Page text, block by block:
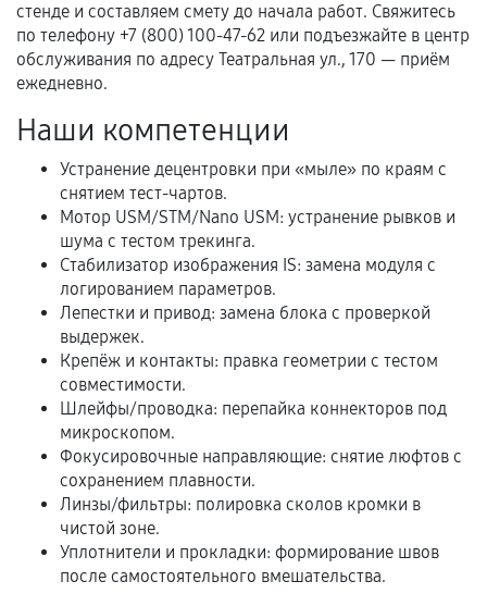
гарантии
Гарантийный талон.
услуг и сроком гарантии.
Документы на установленные комплектующие
и кассовый чек.
Расширенная гарантия
В некоторых случаях возможно оформление
расширенной гарантии. Стоимость, сроки и
условия продления согласовываются отдельно и
фиксируются в документах.
Когда гарантия не действует
Нарушение правил эксплуатации,
механические повреждения, попадание влаги,
стенде и составляем смету до начала работ. Свяжитесь
по телефону +7 (800) 100-47-62 или подъезжайте в центр
обслуживания по адресу Театральная ул., 170 — приём
ежедневно.
Наши компетенции
Устранение децентровки при «мыле» по краям с
снятием тест-чартов.
Мотор USM/STM/Nano USM: устранение рывков и
шума с тестом трекинга.
Стабилизатор изображения IS: замена модуля с
логированием параметров.
Лепестки и привод: замена блока с проверкой
выдержек.
Крепёж и контакты: правка геометрии с тестом
совместимости.
Шлейфы/проводка: перепайка коннекторов под
микроскопом.
Фокусировочные направляющие: снятие люфтов с
сохранением плавности.
Линзы/фильтры: полировка сколов кромки в
чистой зоне.
Уплотнители и прокладки: формирование швов
после самостоятельного вмешательства.